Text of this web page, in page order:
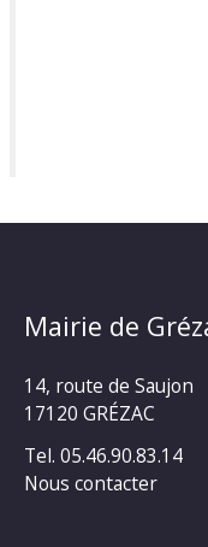
Mairie de
14, route de Saujon
17120 GRÉZAC
Tel. 05.46.90.83.14
Nous contacter